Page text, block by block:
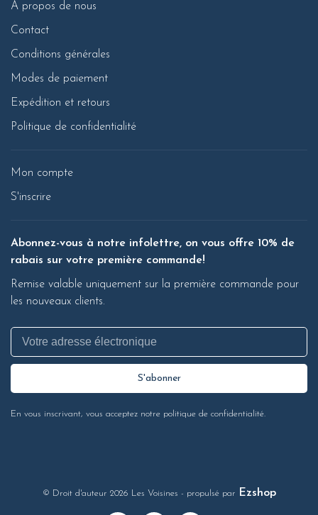
À propos de nous
Contact
Conditions générales
Modes de paiement
Expédition et retours
Politique de confidentialité
Mon compte
S'inscrire
Abonnez-vous à notre infolettre, on vous offre 10% de
rabais sur votre première commande!
Remise valable uniquement sur la première commande pour
les nouveaux clients.
S'abonner
En vous inscrivant, vous acceptez notre politique de confidentialité.
© Droit d'auteur 2026 Les Voisines - propulsé par Ezshop